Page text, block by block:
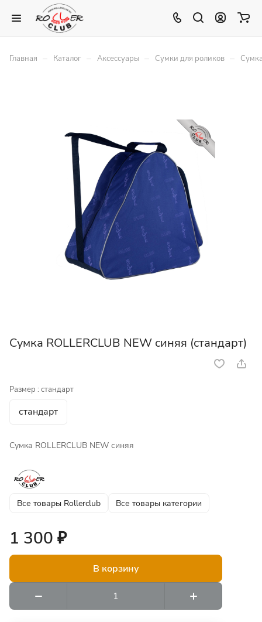
Главная – Каталог – Аксессуары – Сумки для роликов –
Сумка ROLLERCLUB NEW синяя (стандарт)
Размер : стандарт
стандарт
Сумка ROLLERCLUB NEW синяя
Все товары Rollerclub Все товары категории
1 300 ₽
В корзину